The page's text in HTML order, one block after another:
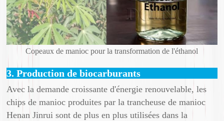
Copeaux de manioc pour la transformation de l'éthanol
3. Production de biocarburants
Avec la demande croissante d'énergie renouvelable, les
chips de manioc produites par la trancheuse de manioc
Henan Jinrui sont de plus en plus utilisées dans la